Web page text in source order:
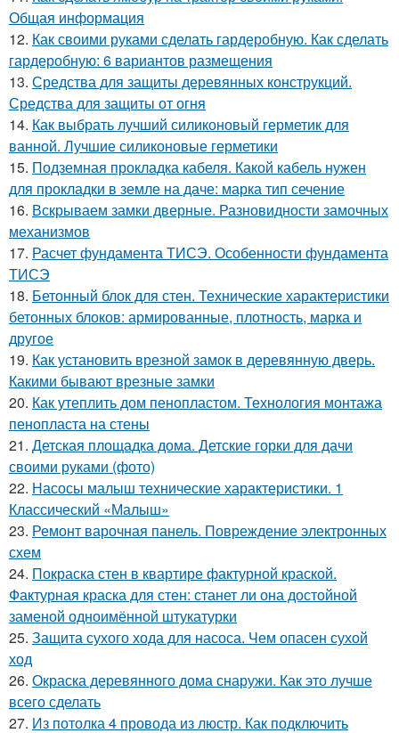
Общая информация
12. Как своими руками сделать гардеробную. Как сделать
гардеробную: 6 вариантов размещения
13. Средства для защиты деревянных конструкций.
Средства для защиты от огня
14. Как выбрать лучший силиконовый герметик для
ванной. Лучшие силиконовые герметики
15. Подземная прокладка кабеля. Какой кабель нужен
для прокладки в земле на даче: марка тип сечение
16. Вскрываем замки дверные. Разновидности замочных
механизмов
17. Расчет фундамента ТИСЭ. Особенности фундамента
ТИСЭ
18. Бетонный блок для стен. Технические характеристики
бетонных блоков: армированные, плотность, марка и
другое
19. Как установить врезной замок в деревянную дверь.
Какими бывают врезные замки
20. Как утеплить дом пенопластом. Технология монтажа
пенопласта на стены
21. Детская площадка дома. Детские горки для дачи
своими руками (фото)
22. Насосы малыш технические характеристики. 1
Классический «Малыш»
23. Ремонт варочная панель. Повреждение электронных
схем
24. Покраска стен в квартире фактурной краской.
Фактурная краска для стен: станет ли она достойной
заменой одноимённой штукатурки
25. Защита сухого хода для насоса. Чем опасен сухой
ход
26. Окраска деревянного дома снаружи. Как это лучше
всего сделать
27. Из потолка 4 провода из люстр. Как подключить